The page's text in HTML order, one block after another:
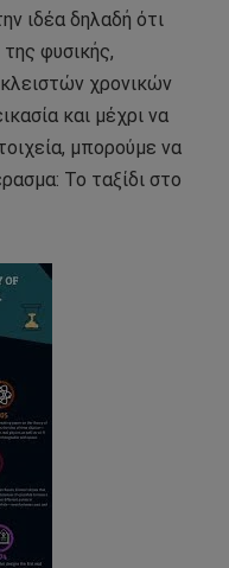
ιδέα δηλαδή ότι
φυσικής,
χρονικών
και μέχρι να
μπορούμε να
Το ταξίδι στο